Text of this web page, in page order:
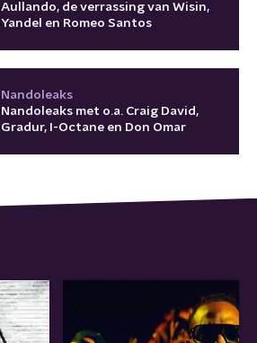
Aullando, de verrassing van Wisin,
Yandel en Romeo Santos
Nandoleaks
Nandoleaks met o.a. Craig David,
Gradur, I-Octane en Don Omar